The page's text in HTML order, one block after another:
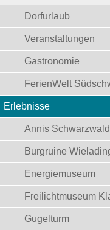
Dorfurlaub
Veranstaltungen
Gastronomie
FerienWelt
Erlebnisse
Annis
Burgruine
Energiemuseum
Freilichtmuseum
Gugelturm